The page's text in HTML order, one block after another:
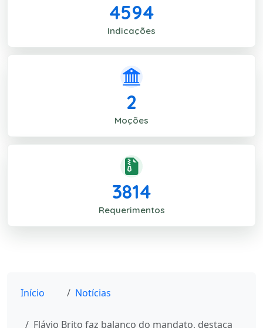
4594
Indicações
2
Moções
3814
Requerimentos
Início Notícias
Flávio Brito faz balanço do mandato, destaca